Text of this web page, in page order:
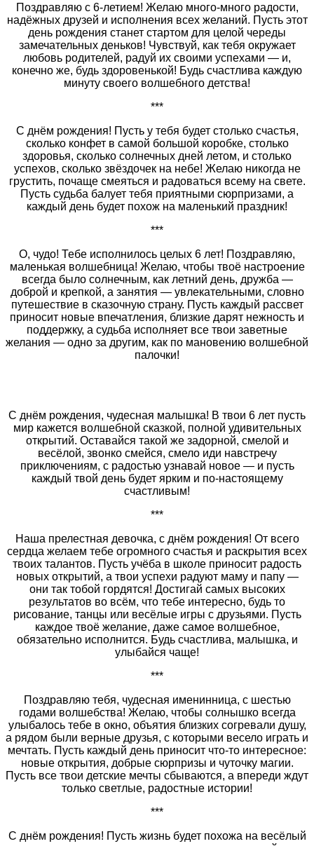
Поздравляю с 6‑летием! Желаю много-много радости,
надёжных друзей и исполнения всех желаний. Пусть этот
день рождения станет стартом для целой череды
замечательных деньков! Чувствуй, как тебя окружает
любовь родителей, радуй их своими успехами — и,
конечно же, будь здоровенькой! Будь счастлива каждую
минуту своего волшебного детства!
***
С днём рождения! Пусть у тебя будет столько счастья,
сколько конфет в самой большой коробке, столько
здоровья, сколько солнечных дней летом, и столько
успехов, сколько звёздочек на небе! Желаю никогда не
грустить, почаще смеяться и радоваться всему на свете.
Пусть судьба балует тебя приятными сюрпризами, а
каждый день будет похож на маленький праздник!
***
О, чудо! Тебе исполнилось целых 6 лет! Поздравляю,
маленькая волшебница! Желаю, чтобы твоё настроение
всегда было солнечным, как летний день, дружба —
доброй и крепкой, а занятия — увлекательными, словно
путешествие в сказочную страну. Пусть каждый рассвет
приносит новые впечатления, близкие дарят нежность и
поддержку, а судьба исполняет все твои заветные
желания — одно за другим, как по мановению волшебной
палочки!
С днём рождения, чудесная малышка! В твои 6 лет пусть
мир кажется волшебной сказкой, полной удивительных
открытий. Оставайся такой же задорной, смелой и
весёлой, звонко смейся, смело иди навстречу
приключениям, с радостью узнавай новое — и пусть
каждый твой день будет ярким и по-настоящему
счастливым!
***
Наша прелестная девочка, с днём рождения! От всего
сердца желаем тебе огромного счастья и раскрытия всех
твоих талантов. Пусть учёба в школе приносит радость
новых открытий, а твои успехи радуют маму и папу —
они так тобой гордятся! Достигай самых высоких
результатов во всём, что тебе интересно, будь то
рисование, танцы или весёлые игры с друзьями. Пусть
каждое твоё желание, даже самое волшебное,
обязательно исполнится. Будь счастлива, малышка, и
улыбайся чаще!
***
Поздравляю тебя, чудесная именинница, с шестью
годами волшебства! Желаю, чтобы солнышко всегда
улыбалось тебе в окно, объятия близких согревали душу,
а рядом были верные друзья, с которыми весело играть и
мечтать. Пусть каждый день приносит что‑то интересное:
новые открытия, добрые сюрпризы и чуточку магии.
Пусть все твои детские мечты сбываются, а впереди ждут
только светлые, радостные истории!
***
С днём рождения! Пусть жизнь будет похожа на весёлый